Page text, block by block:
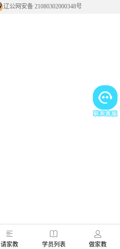
辽公网安备 21080302000348号
请家教 学员列表 做家教